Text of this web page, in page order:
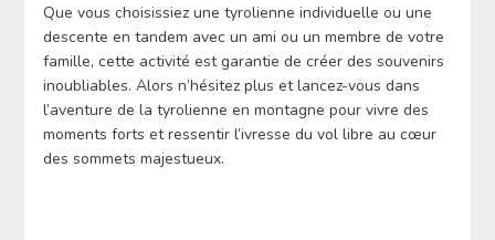
Que vous choisissiez une tyrolienne individuelle ou une
descente en tandem avec un ami ou un membre de votre
famille, cette activité est garantie de créer des souvenirs
inoubliables. Alors n’hésitez plus et lancez-vous dans
l’aventure de la tyrolienne en montagne pour vivre des
moments forts et ressentir l’ivresse du vol libre au cœur
des sommets majestueux.